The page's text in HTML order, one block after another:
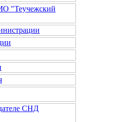
"Теучежский
СНД